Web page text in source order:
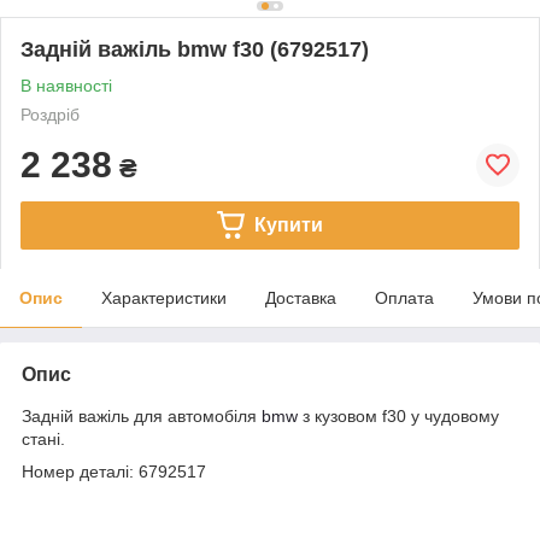
Задній важіль bmw f30 (6792517)
В наявності
Роздріб
2 238 ₴
Купити
Опис Характеристики Доставка Оплата Умови
Опис
Задній важіль для автомобіля bmw з кузовом f30 у чудовому
стані.
Номер деталі: 6792517